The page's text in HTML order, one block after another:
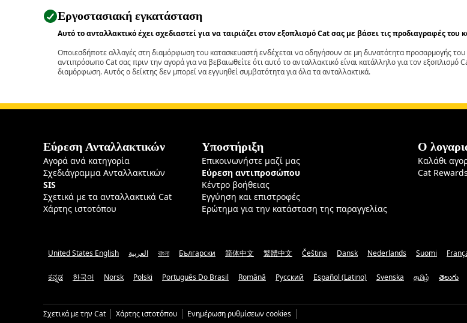
Εργοστασιακή εγκατάσταση
Αυτό το ανταλλακτικό έχει σχεδιαστεί για να ταιριάζει στον εξοπλισμό Cat σας με βάσει τις προδιαγραφές του
Οποιεσδήποτε αλλαγές στη διαμόρφωση του κατασκευαστή ενδέχεται να οδηγήσουν σε μη δυνατότητα προσαρμογής
αντιπρόσωπο Cat σας πριν την αγορά για να βεβαιωθείτε ότι αυτό το ανταλλακτικό είναι κατάλληλο για τον εξοπλισμό
διαμόρφωση. Αυτός ο δείκτης δεν μπορεί να εγγυηθεί συμβατότητα για όλα τα ανταλλακτικά.
Εύρεση Ανταλλακτικών
Αγορά ανά κατηγορία
Σχεδιάγραμμα Ανταλλακτικών
SIS
Σχετικά με τα ανταλλακτικά Cat
Χάρτης ιστοτόπου
Υποστήριξη
Επικοινωνήστε μαζί μας
Εύρεση αντιπροσώπου
Κέντρο βοήθειας
Εγγύηση και επιστροφές
Ερώτημα για την κατάσταση της παραγγελίας
Ο
Καλάθι
Cat Rewards
United States English العربية বাংলা Български 简体中文 繁體中文 Čeština Dansk Nederlands Suomi
ಕನ್ನಡ 한국어 Norsk Polski Português Do Brasil Română Русский Español (Latino) Svenska தமிழ் తెలుగు
Σχετικά με την Cat Χάρτης ιστοτόπου Ενημέρωση ρυθμίσεων cookies